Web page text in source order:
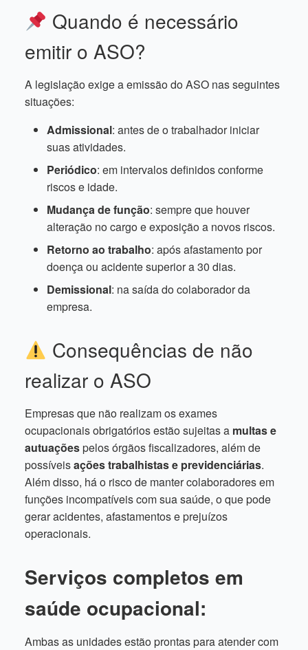
Quando é necessário
emitir o ASO?
A legislação exige a emissão do ASO nas seguintes
situações:
Admissional: antes de o trabalhador iniciar
suas atividades.
Periódico: em intervalos definidos conforme
riscos e idade.
Mudança de função: sempre que houver
alteração no cargo e exposição a novos riscos.
Retorno ao trabalho: após afastamento por
doença ou acidente superior a 30 dias.
Demissional: na saída do colaborador da
empresa.
Consequências de não
realizar o ASO
Empresas que não realizam os exames
ocupacionais obrigatórios estão sujeitas a multas e
autuaçõespelos órgãos fiscalizadores, além de
possíveisações trabalhistas e previdenciárias.
Além disso, há o risco de manter colaboradores em
funções incompatíveis com sua saúde, o que pode
gerar acidentes, afastamentos e prejuízos
operacionais.
Serviços completos em
saúde ocupacional:
Ambas as unidades estão prontas para atender com